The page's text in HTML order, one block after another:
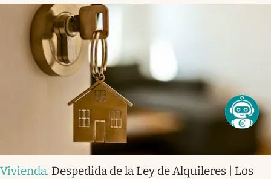
Vivienda. Despedida de la Ley de Alquileres | Los